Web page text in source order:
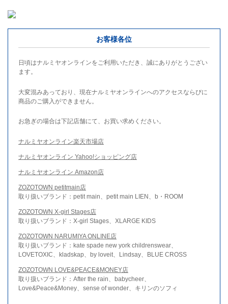
お客様各位
日頃はナルミヤオンラインをご利用いただき、誠にありがとうござい
ます。
大変混みあっており、現在ナルミヤオンラインへのアクセスならびに
商品のご購入ができません。
お急ぎの場合は下記店舗にて、お買い求めください。
ナルミヤオンライン楽天市場店
ナルミヤオンライン Yahoo!ショッピング店
ナルミヤオンライン Amazon店
ZOZOTOWN petitmain店
取り扱いブランド：petit main、petit main LIEN、b・ROOM
ZOZOTOWN X-girl Stages店
取り扱いブランド：X-girl Stages、XLARGE KIDS
ZOZOTOWN NARUMIYA ONLINE店
取り扱いブランド：kate spade new york childrenswear、
LOVETOXIC、kladskap、by loveit、Lindsay、BLUE CROSS
ZOZOTOWN LOVE&PEACE&MONEY店
取り扱いブランド：After the rain、babycheer、
Love&Peace&Money、sense of wonder、キリンのソフィ